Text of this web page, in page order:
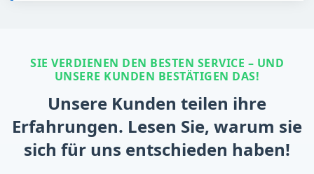
SIE VERDIENEN DEN BESTEN SERVICE – UND
UNSERE KUNDEN BESTÄTIGEN DAS!
Unsere Kunden teilen ihre
Erfahrungen. Lesen Sie, warum sie
sich für uns entschieden haben!